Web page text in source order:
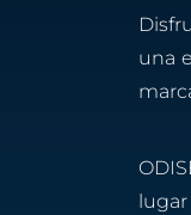
una